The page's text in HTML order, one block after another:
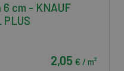
cm - KNAUF
PLUS
2,05 € / m²